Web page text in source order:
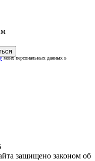
моих персональных данных в
защищено законом об